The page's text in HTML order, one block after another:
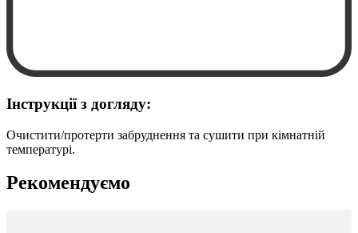
Інструкції з догляду:
Очистити/протерти забруднення та сушити при кімнатній
температурі.
Рекомендуємо